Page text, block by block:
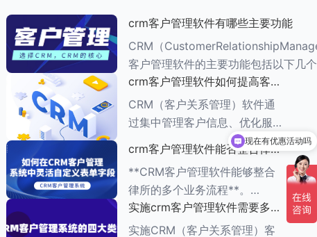
crm客户管理软件有哪些主要功能
CRM（
客户管理软件的主要功能包括以下几
###一、客户信息管理 CRM系统的核心功能是
客户信息管理
crm客户管理软件如何提高客户
满意度
CRM（客户关系管理）软件通
过集中管理客户信息、优化服务
流程、提供个性化服务等多种方
式，能够有效提高客户满意度。
以下是一些具体的方法： ###
一、集中管理客户信息 CRM软
件
crm客户管理软件能否整合律所
的多个业务流程
**CRM客户管理软件能够整合
律所的多个业务流程**。
CRM（客户关系管理）管理软
件的功能多种多样，旨在帮助企
实施crm客户管理软件需要多长
时间
实施CRM（客户关系管理）客
可以介绍下你们的产品么